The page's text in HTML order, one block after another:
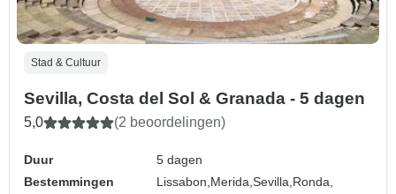
Stad & Cultuur
Sevilla, Costa del Sol & Granada - 5 dagen
5,0 (2 beoordelingen)
Duur
5 dagen
Bestemmingen
Lissabon,Merida,Sevilla,Ronda,